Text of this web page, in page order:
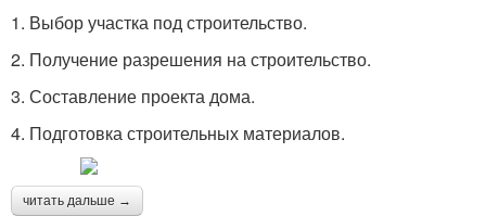
1. Выбор участка под строительство.
2. Получение разрешения на строительство.
3. Составление проекта дома.
4. Подготовка строительных материалов.
читать дальше →